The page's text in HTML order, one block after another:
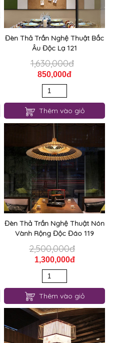
1,630,000đ
850,000đ
Đèn Thả Trần Nghệ Thuật Nón
Vành Rộng Độc Đáo 119
2,500,000đ
1,300,000đ